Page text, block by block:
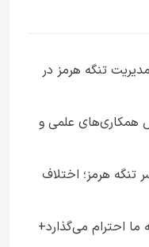
تنگه هرمز در
همکاری‌های علمی و
تنگه هرمز؛ اختلاف
ما احترام می‌گذارد+